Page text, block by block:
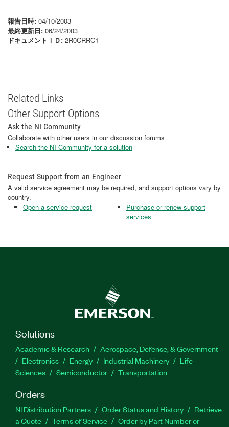
報告日時: 04/10/2003
最終更新日: 06/24/2003
ドキュメントＩＤ: 2R0CRRC1
Related Links
Other Support Options
Ask the NI Community
Collaborate with other users in our discussion forums
Search the NI Community for a solution
Request Support from an Engineer
A valid service agreement may be required, and support options vary by
country.
Open a service request
Purchase or renew support
services
Solutions
Academic & Research
Aerospace, Defense, & Government
Electronics
Energy Industrial Machinery
Life
Sciences
Semiconductor Transportation
Orders
NI Distribution Partners Order Status and History
Retrieve
a Quote
Terms of Service
Order by Part Number or